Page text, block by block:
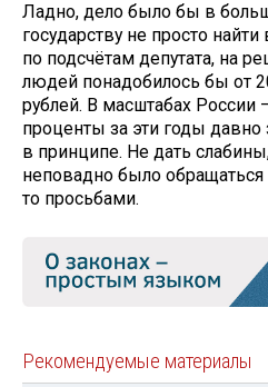
Ладно, дело было бы в
государству не просто
по подсчётам депутата, на
людей понадобилось бы от
рублей. В масштабах России
проценты за эти годы давно
в принципе. Не дать
неповадно было обращаться
то просьбами.
Рекомендуемые материалы